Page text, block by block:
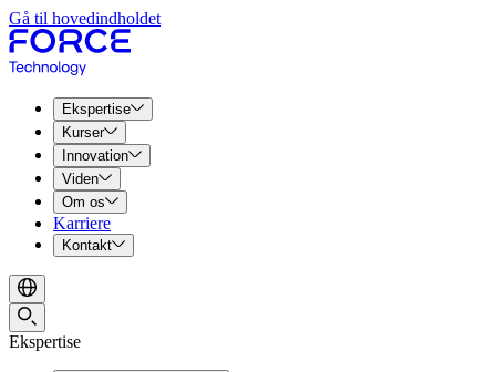
Gå til hovedindholdet
Ekspertise
Kurser
Innovation
Viden
Om os
Karriere
Kontakt
Ekspertise